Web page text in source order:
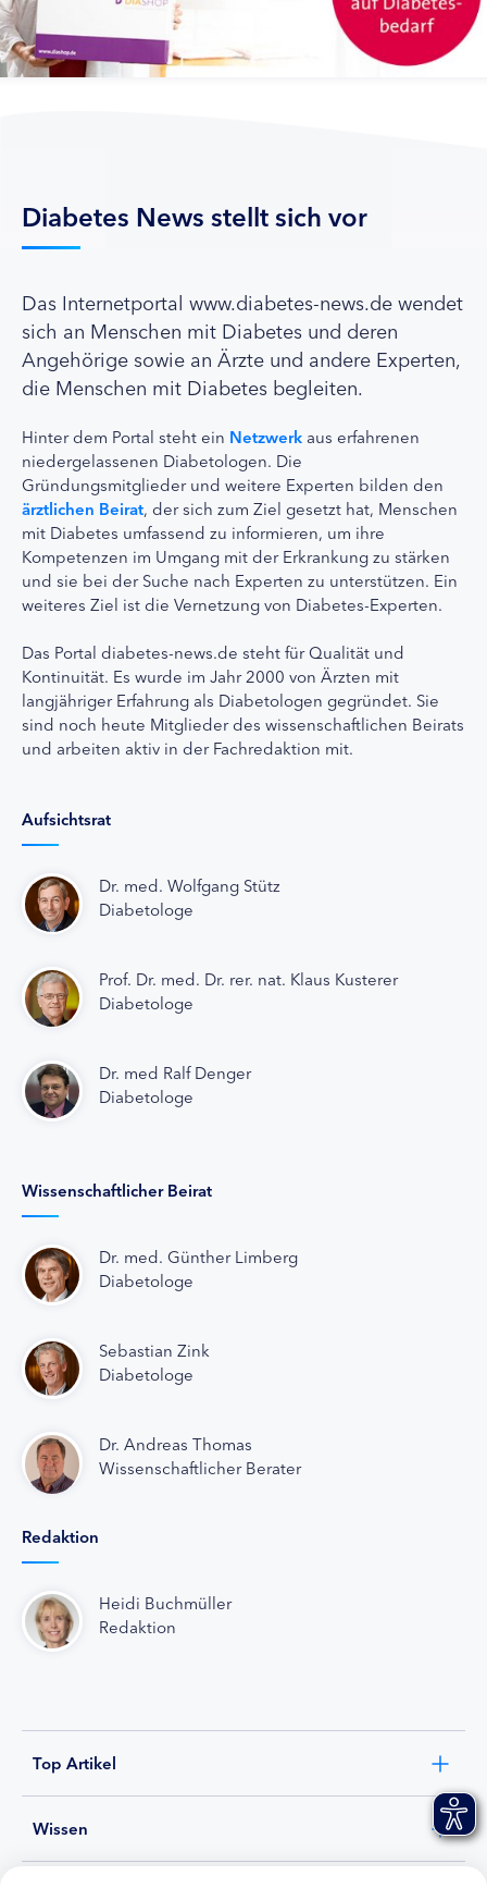
Diabetes News stellt sich vor
Das Internetportal www.diabetes-news.de wendet
sich an Menschen mit Diabetes und deren
Angehörige sowie an Ärzte und andere Experten,
die Menschen mit Diabetes begleiten.
Hinter dem Portal steht ein Netzwerk aus erfahrenen
niedergelassenen Diabetologen. Die
Gründungsmitglieder und weitere Experten bilden den
ärztlichen Beirat, der sich zum Ziel gesetzt hat, Menschen
mit Diabetes umfassend zu informieren, um ihre
Kompetenzen im Umgang mit der Erkrankung zu stärken
und sie bei der Suche nach Experten zu unterstützen. Ein
weiteres Ziel ist die Vernetzung von Diabetes-Experten.
Das Portal diabetes-news.de steht für Qualität und
Kontinuität. Es wurde im Jahr 2000 von Ärzten mit
langjähriger Erfahrung als Diabetologen gegründet. Sie
sind noch heute Mitglieder des wissenschaftlichen Beirats
und arbeiten aktiv in der Fachredaktion mit.
Aufsichtsrat
Dr. med. Wolfgang Stütz
Diabetologe
Prof. Dr. med. Dr. rer. nat. Klaus Kusterer
Diabetologe
Dr. med Ralf Denger
Diabetologe
Wissenschaftlicher Beirat
Dr. med. Günther Limberg
Diabetologe
Sebastian Zink
Diabetologe
Dr. Andreas Thomas
Wissenschaftlicher Berater
Redaktion
Heidi Buchmüller
Redaktion
Top Artikel
Wissen